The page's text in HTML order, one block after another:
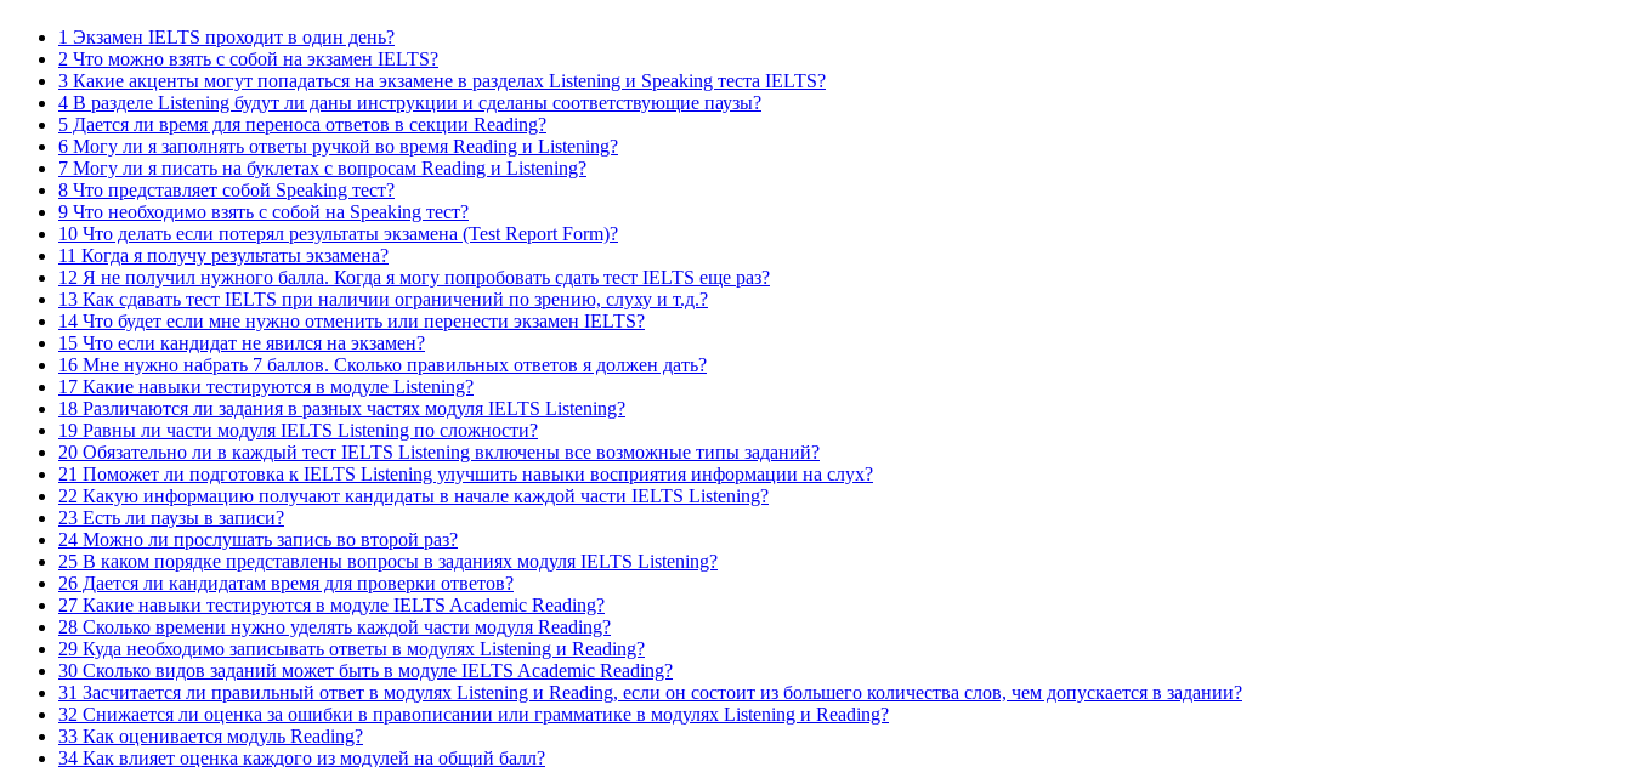
1 Экзамен IELTS проходит в один день?
2 Что можно взять с собой на экзамен IELTS?
3 Какие акценты могут попадаться на экзамене в разделах Listening и Speaking теста IELTS?
4 В разделе Listening будут ли даны инструкции и сделаны соответствующие паузы?
5 Дается ли время для переноса ответов в секции Reading?
6 Могу ли я заполнять ответы ручкой во время Reading и Listening?
7 Могу ли я писать на буклетах с вопросам Reading и Listening?
8 Что представляет собой Speaking тест?
9 Что необходимо взять с собой на Speaking тест?
10 Что делать если потерял результаты экзамена (Test Report Form)?
11 Когда я получу результаты экзамена?
12 Я не получил нужного балла. Когда я могу попробовать сдать тест IELTS еще раз?
13 Как сдавать тест IELTS при наличии ограничений по зрению, слуху и т.д.?
14 Что будет если мне нужно отменить или перенести экзамен IELTS?
15 Что если кандидат не явился на экзамен?
16 Мне нужно набрать 7 баллов. Сколько правильных ответов я должен дать?
17 Какие навыки тестируются в модуле Listening?
18 Различаются ли задания в разных частях модуля IELTS Listening?
19 Равны ли части модуля IELTS Listening по сложности?
20 Обязательно ли в каждый тест IELTS Listening включены все возможные типы заданий?
21 Поможет ли подготовка к IELTS Listening улучшить навыки восприятия информации на слух?
22 Какую информацию получают кандидаты в начале каждой части IELTS Listening?
23 Есть ли паузы в записи?
24 Можно ли прослушать запись во второй раз?
25 В каком порядке представлены вопросы в заданиях модуля IELTS Listening?
26 Дается ли кандидатам время для проверки ответов?
27 Какие навыки тестируются в модуле IELTS Academic Reading?
28 Сколько времени нужно уделять каждой части модуля Reading?
29 Куда необходимо записывать ответы в модулях Listening и Reading?
30 Сколько видов заданий может быть в модуле IELTS Academic Reading?
31 Засчитается ли правильный ответ в модулях Listening и Reading, если он состоит из большего количества слов, чем допускается в задании?
32 Снижается ли оценка за ошибки в правописании или грамматике в модулях Listening и Reading?
33 Как оценивается модуль Reading?
34 Как влияет оценка каждого из модулей на общий балл?